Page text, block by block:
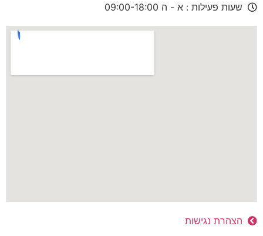
שעות פעילות : א - ה 09:00-18:00
הצהרת נגישות